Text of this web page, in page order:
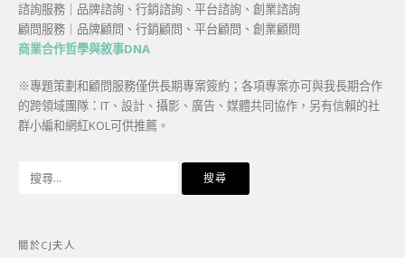
諮詢服務｜品牌諮詢、行銷諮詢、平台諮詢、創業諮詢
顧問服務｜品牌顧問、行銷顧問、平台顧問、創業顧問
商業合作哲學與敘事DNA
※專題策劃和顧問服務僅供長期專案簽約；各項專案亦可與我長期合作
的跨領域團隊：IT、設計、攝影、廣告、媒體共同協作，另有信賴的社
群小編和網紅KOL可供推薦。
字:
關於CJ夫人